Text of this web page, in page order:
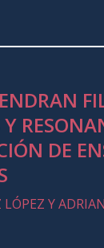
DE
Y